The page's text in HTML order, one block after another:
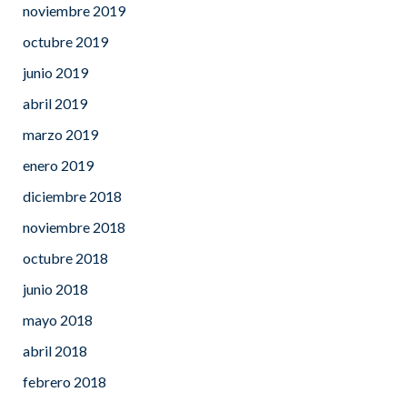
noviembre 2019
octubre 2019
junio 2019
abril 2019
marzo 2019
enero 2019
diciembre 2018
noviembre 2018
octubre 2018
junio 2018
mayo 2018
abril 2018
febrero 2018